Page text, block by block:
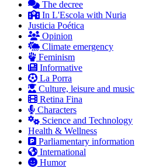
The decree
In L'Escola with Nuria
Justicia Poética
Opinion
Climate emergency
Feminism
Informative
La Porra
Culture, leisure and music
Retina Fina
Characters
Science and Technology
Health & Wellness
Parliamentary information
International
Humor